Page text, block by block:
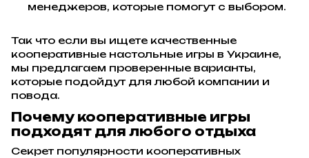
менеджеров, которые помогут с выбором.
Так что если вы ищете качественные
кооперативные настольные игры в Украине,
мы предлагаем проверенные варианты,
которые подойдут для любой компании и
повода.
Почему кооперативные игры
подходят для любого отдыха
Секрет популярности кооперативных